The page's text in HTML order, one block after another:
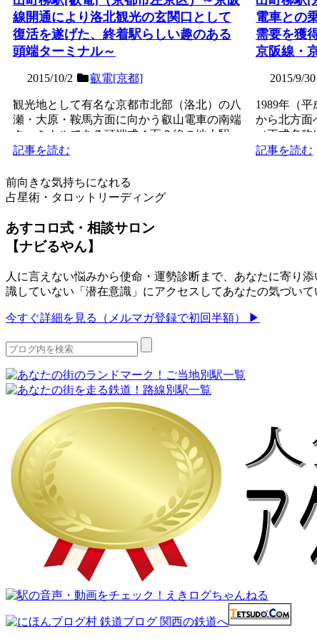
線開通により洛北観光の玄関口として
復活を遂げた、終着駅らしい趣のある
頭端ターミナル～
2015/10/2 叡電[京都]
観光地として有名な京都市北部（洛北）の八
瀬・大原・鞍馬方面に向かう叡山電車の南端
ターミナルである頭端式４面３線の地上駅。
当時関西に基盤のあっ...
記事を読む
電車との
需要を獲
京阪線・
2015/9/30
1989年（
から北方面
（正式名
開業した島
記事を読む
前向きな気持ちになれる
占星術・タロットリーディング
あすコロ式・相談サロン
【ナビるやん】
人に言えない悩みから使命・運勢診断まで、あなたに寄り
識していない「潜在意識」にアクセスしてあなたの気づい
今すぐ詳細を見る（メルマガ登録で初回半額） ▶